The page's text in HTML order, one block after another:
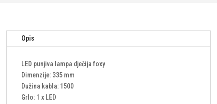
Opis
LED punjiva lampa dječija foxy
Dimenzije: 335 mm
Dužina kabla: 1500
Grlo: 1 x LED